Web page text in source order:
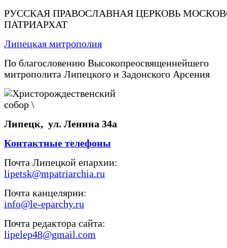
РУССКАЯ ПРАВОСЛАВНАЯ ЦЕРКОВЬ
ПАТРИАРХАТ
Липецкая митрополия
По благословению Высокопреосвященнейшего
митрополита Липецкого и Задонского Арсения
Липецк, ул. Ленина 34а
Контактные телефоны
Почта Липецкой епархии:
lipetsk@mpatriarchia.ru
Почта канцелярии:
info@le-eparchy.ru
Почта редактора сайта:
lipelep48@gmail.com